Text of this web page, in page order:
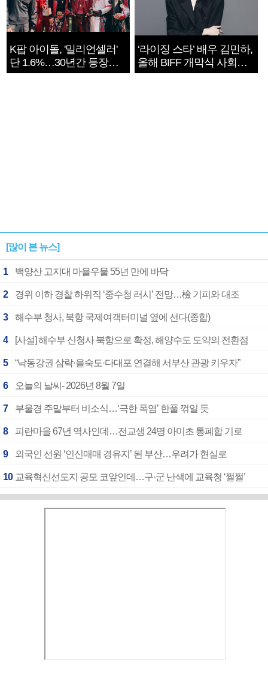
K팝 아이돌, '밀리언셀러'
단 1.6%…30년간 등장
1182개팀 전수조사
‘라이징 스타’ 배우 김민하,
올해 BIFF 개막식 사회자
확정
[많이 본 뉴스]
1 백양산 고지대 마을우물 55년 만에 바닥
2 경위 이하 경찰 하위직 ‘중수청 러시’ 전망…檢 기피와 대조
3 해수부 청사, 북항 국제여객터미널 옆에 선다(종합)
4 [사설] 해수부 신청사 북항으로 확정, 해양수도 도약의 전환점
5 “낙동강권 삼락·을숙도·다대포 연결해 서부산 관광 키우자”
6 오늘의 날씨- 2026년 8월 7일
7 부울경 주말부터 비소식…‘극한 폭염’ 한풀 꺾일 듯
8 피란마을 67년 역사인데…전교생 24명 아미초 통폐합 기로
9 외국인 선원 ‘인신매매 경유지’ 된 부산…우려가 현실로
10 교육혁신선도지 공모 코앞인데…구·군 난색에 교육청 ‘쩔쩔’